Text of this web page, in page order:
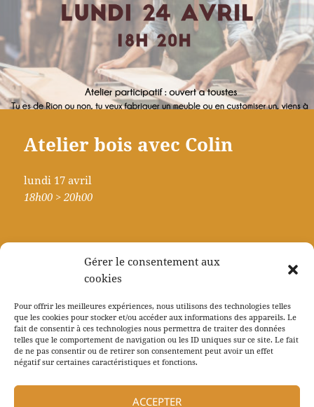
Gérer le consentement aux
cookies
Pour offrir les meilleures expériences, nous utilisons des technologies telles
que les cookies pour stocker et/ou accéder aux informations des appareils. Le
fait de consentir à ces technologies nous permettra de traiter des données
telles que le comportement de navigation ou les ID uniques sur ce site. Le fait
de ne pas consentir ou de retirer son consentement peut avoir un effet
négatif sur certaines caractéristiques et fonctions.
ACCEPTER
Atelier bois avec Colin
lundi 17 avril
18h00 > 20h00
Navigation
l’article
PRÉCÉDENT
Article
précédent :
Guinguette de Jeanot : Repas
producteur.ice.s et sortie de résidence
Howling Kloud